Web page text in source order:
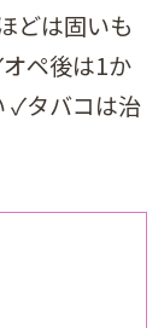
どは固いも
ペ後は1か
✓タバコは治